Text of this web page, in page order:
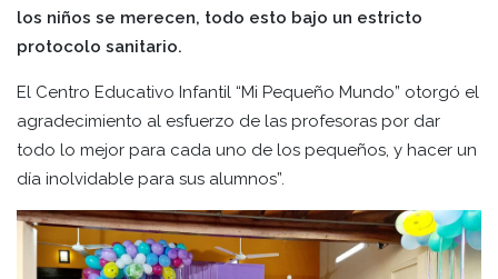
los niños se merecen, todo esto bajo un estricto
protocolo sanitario.
El Centro Educativo Infantil “Mi Pequeño Mundo” otorgó el
agradecimiento al esfuerzo de las profesoras por dar
todo lo mejor para cada uno de los pequeños, y hacer un
día inolvidable para sus alumnos”.